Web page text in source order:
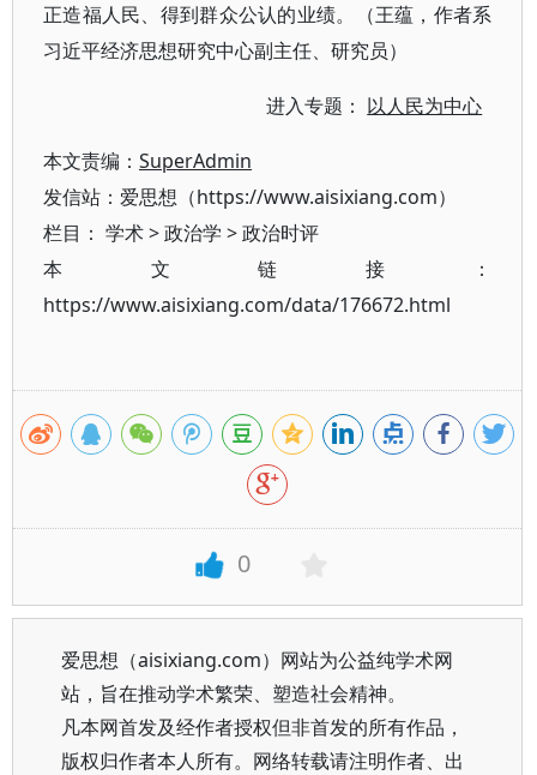
正造福人民、得到群众公认的业绩。（王蕴，作者系
习近平经济思想研究中心副主任、研究员）
进入专题： 以人民为中心
本文责编： SuperAdmin
发信站：爱思想（https://www.aisixiang.com）
栏目： 学术>政治学 >政治时评
本文链接：
https://www.aisixiang.com/data/176672.html
0
爱思想（aisixiang.com）网站为公益纯学术网
站，旨在推动学术繁荣、塑造社会精神。
凡本网首发及经作者授权但非首发的所有作品，
版权归作者本人所有。网络转载请注明作者、出